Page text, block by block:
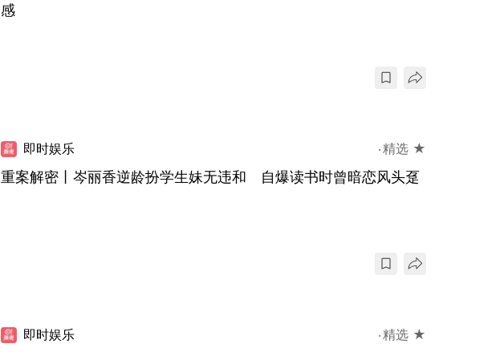
感
即时娱乐 精选 ★
重案解密丨岑丽香逆龄扮学生妹无违和 自爆读书时曾暗恋风头趸
即时娱乐 精选 ★